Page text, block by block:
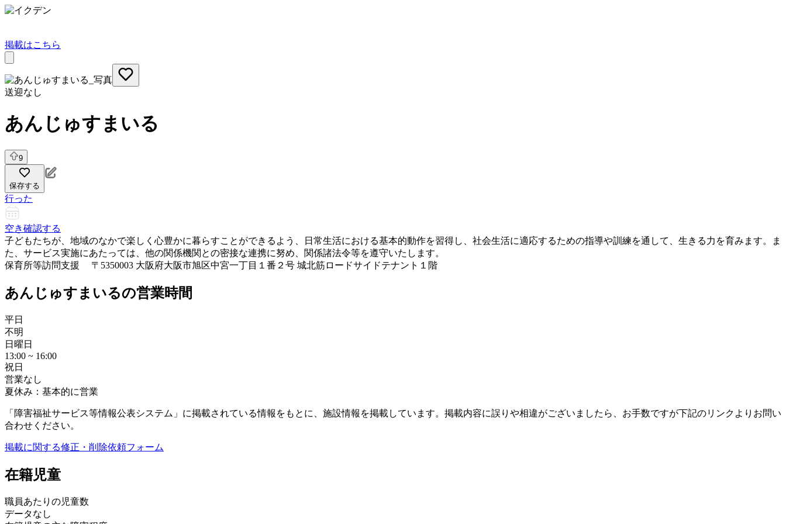
掲載はこちら
送迎なし
あんじゅすまいる
9
保存する
行った
空き確認する
子どもたちが、地域のなかで楽しく心豊かに暮らすことができるよう、日常生活における基本的動作を習得し、社会生活に適応するための指導や訓練を通して、生きる力を育みます。ま
た、サービス実施にあたっては、他の関係機関との密接な連携に努め、関係諸法令等を遵守いたします。
保育所等訪問支援 〒5350003 大阪府大阪市旭区中宮一丁目１番２号 城北筋ロードサイドテナント１階
あんじゅすまいるの営業時間
平日
不明
日曜日
13:00 ~ 16:00
祝日
営業なし
夏休み：基本的に営業
「障害福祉サービス等情報公表システム」に掲載されている情報をもとに、施設情報を掲載しています。掲載内容に誤りや相違がございましたら、お手数ですが下記のリンクよりお問い
合わせください。
掲載に関する修正・削除依頼フォーム
在籍児童
職員あたりの児童数
データなし